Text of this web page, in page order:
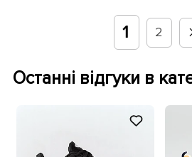
1 2
Останні відгуки в